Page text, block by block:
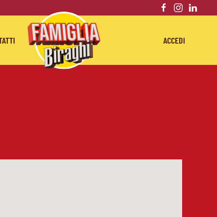
ACCEDI